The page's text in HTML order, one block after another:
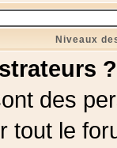
Niveaux
?
des
tout le